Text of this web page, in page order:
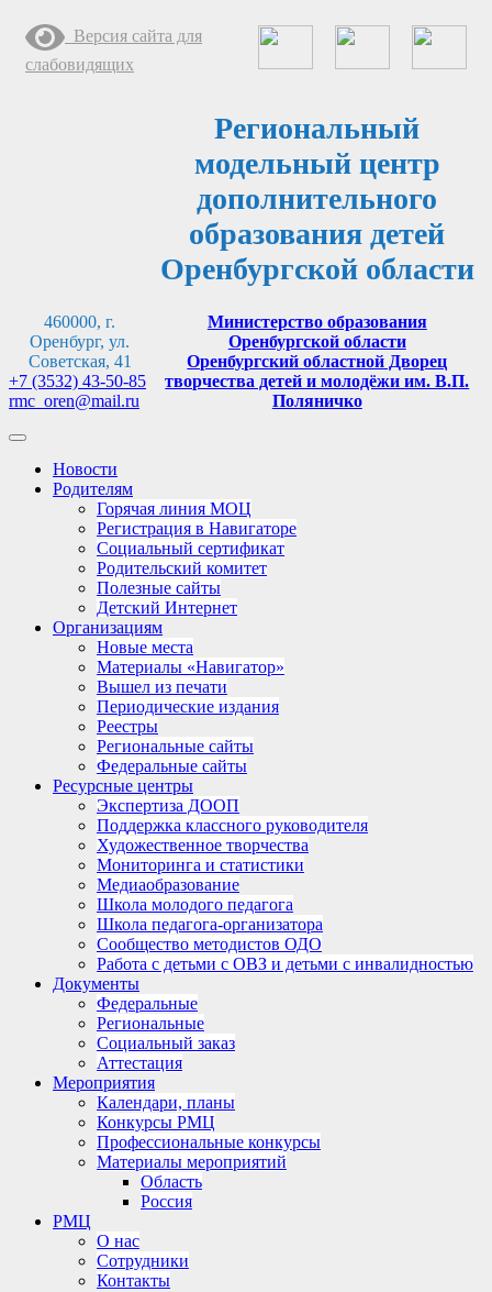
содержимому
Версия сайта для
слабовидящих
Региональный
модельный центр
дополнительного
образования детей
Оренбургской области
460000, г.
Оренбург, ул.
Советская, 41
+7 (3532) 43-50-85
rmc_oren@mail.ru
Министерство образования
Оренбургской области
Оренбургский областной Дворец
творчества детей и молодёжи им. В.П.
Поляничко
Новости
Родителям
Горячая линия МОЦ
Регистрация в Навигаторе
Социальный сертификат
Родительский комитет
Полезные сайты
Детский Интернет
Организациям
Новые места
Материалы «Навигатор»
Вышел из печати
Периодические издания
Реестры
Региональные сайты
Федеральные сайты
Ресурсные центры
Экспертиза ДООП
Поддержка классного руководителя
Художественное творчества
Мониторинга и статистики
Медиаобразование
Школа молодого педагога
Школа педагога-организатора
Сообщество методистов ОДО
Работа с детьми с ОВЗ и детьми с инвалидностью
Документы
Федеральные
Региональные
Социальный заказ
Аттестация
Мероприятия
Календари, планы
Конкурсы РМЦ
Профессиональные конкурсы
Материалы мероприятий
Область
Россия
РМЦ
О нас
Сотрудники
Контакты